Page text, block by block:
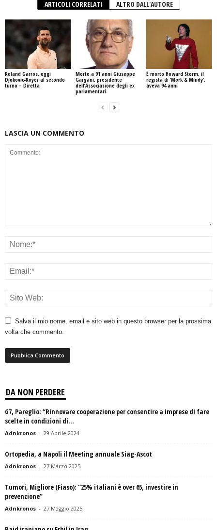
ARTICOLI CORRELATI ALTRO DALL'AUTORE
Roland Garros, oggi
Djokovic-Royer al secondo
turno – Diretta
Morto a 91 anni Giuseppe
Gargani, presidente
dell’Associazione degli ex
parlamentari
È morto Howard Storm, il
regista di ‘Mork & Mindy’:
aveva 94 anni
LASCIA UN COMMENTO
Salva il mio nome, email e sito web in questo browser per la prossima
volta che commento.
DA NON PERDERE
G7, Pareglio: “Rinnovare cooperazione per consentire a imprese di fare
scelte in condizioni di...
Adnkronos - 29 Aprile 2024
Ortopedia, a Napoli il Meeting annuale Siag-Ascot
Adnkronos - 27 Marzo 2025
Tumori, Migliore (Fiaso): “25% italiani è over 65, investire in
prevenzione”
Adnkronos - 27 Maggio 2025